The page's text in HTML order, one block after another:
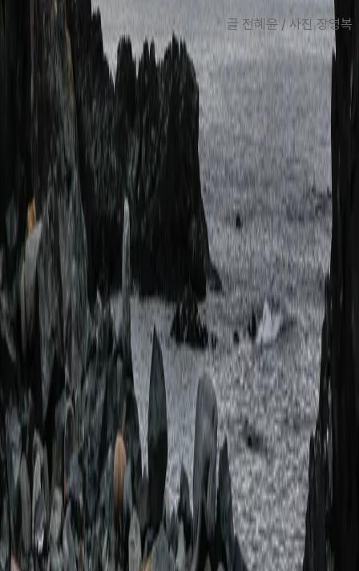
글 전혜윤 / 사진 장영복
맨 위로
아시아
아프리카
중남미
북미
오세아니아
극지
99 different holidays
스타일
하이킹 & 트레킹
레일
애니멀
클래식
익스페디션
신발끈 정보
신발끈스토리
99 different holidays
슈캐스트
세계여행정보
여행공식
체력지수와 서비스레벨
가이드 운영 안내
여행지
스타일